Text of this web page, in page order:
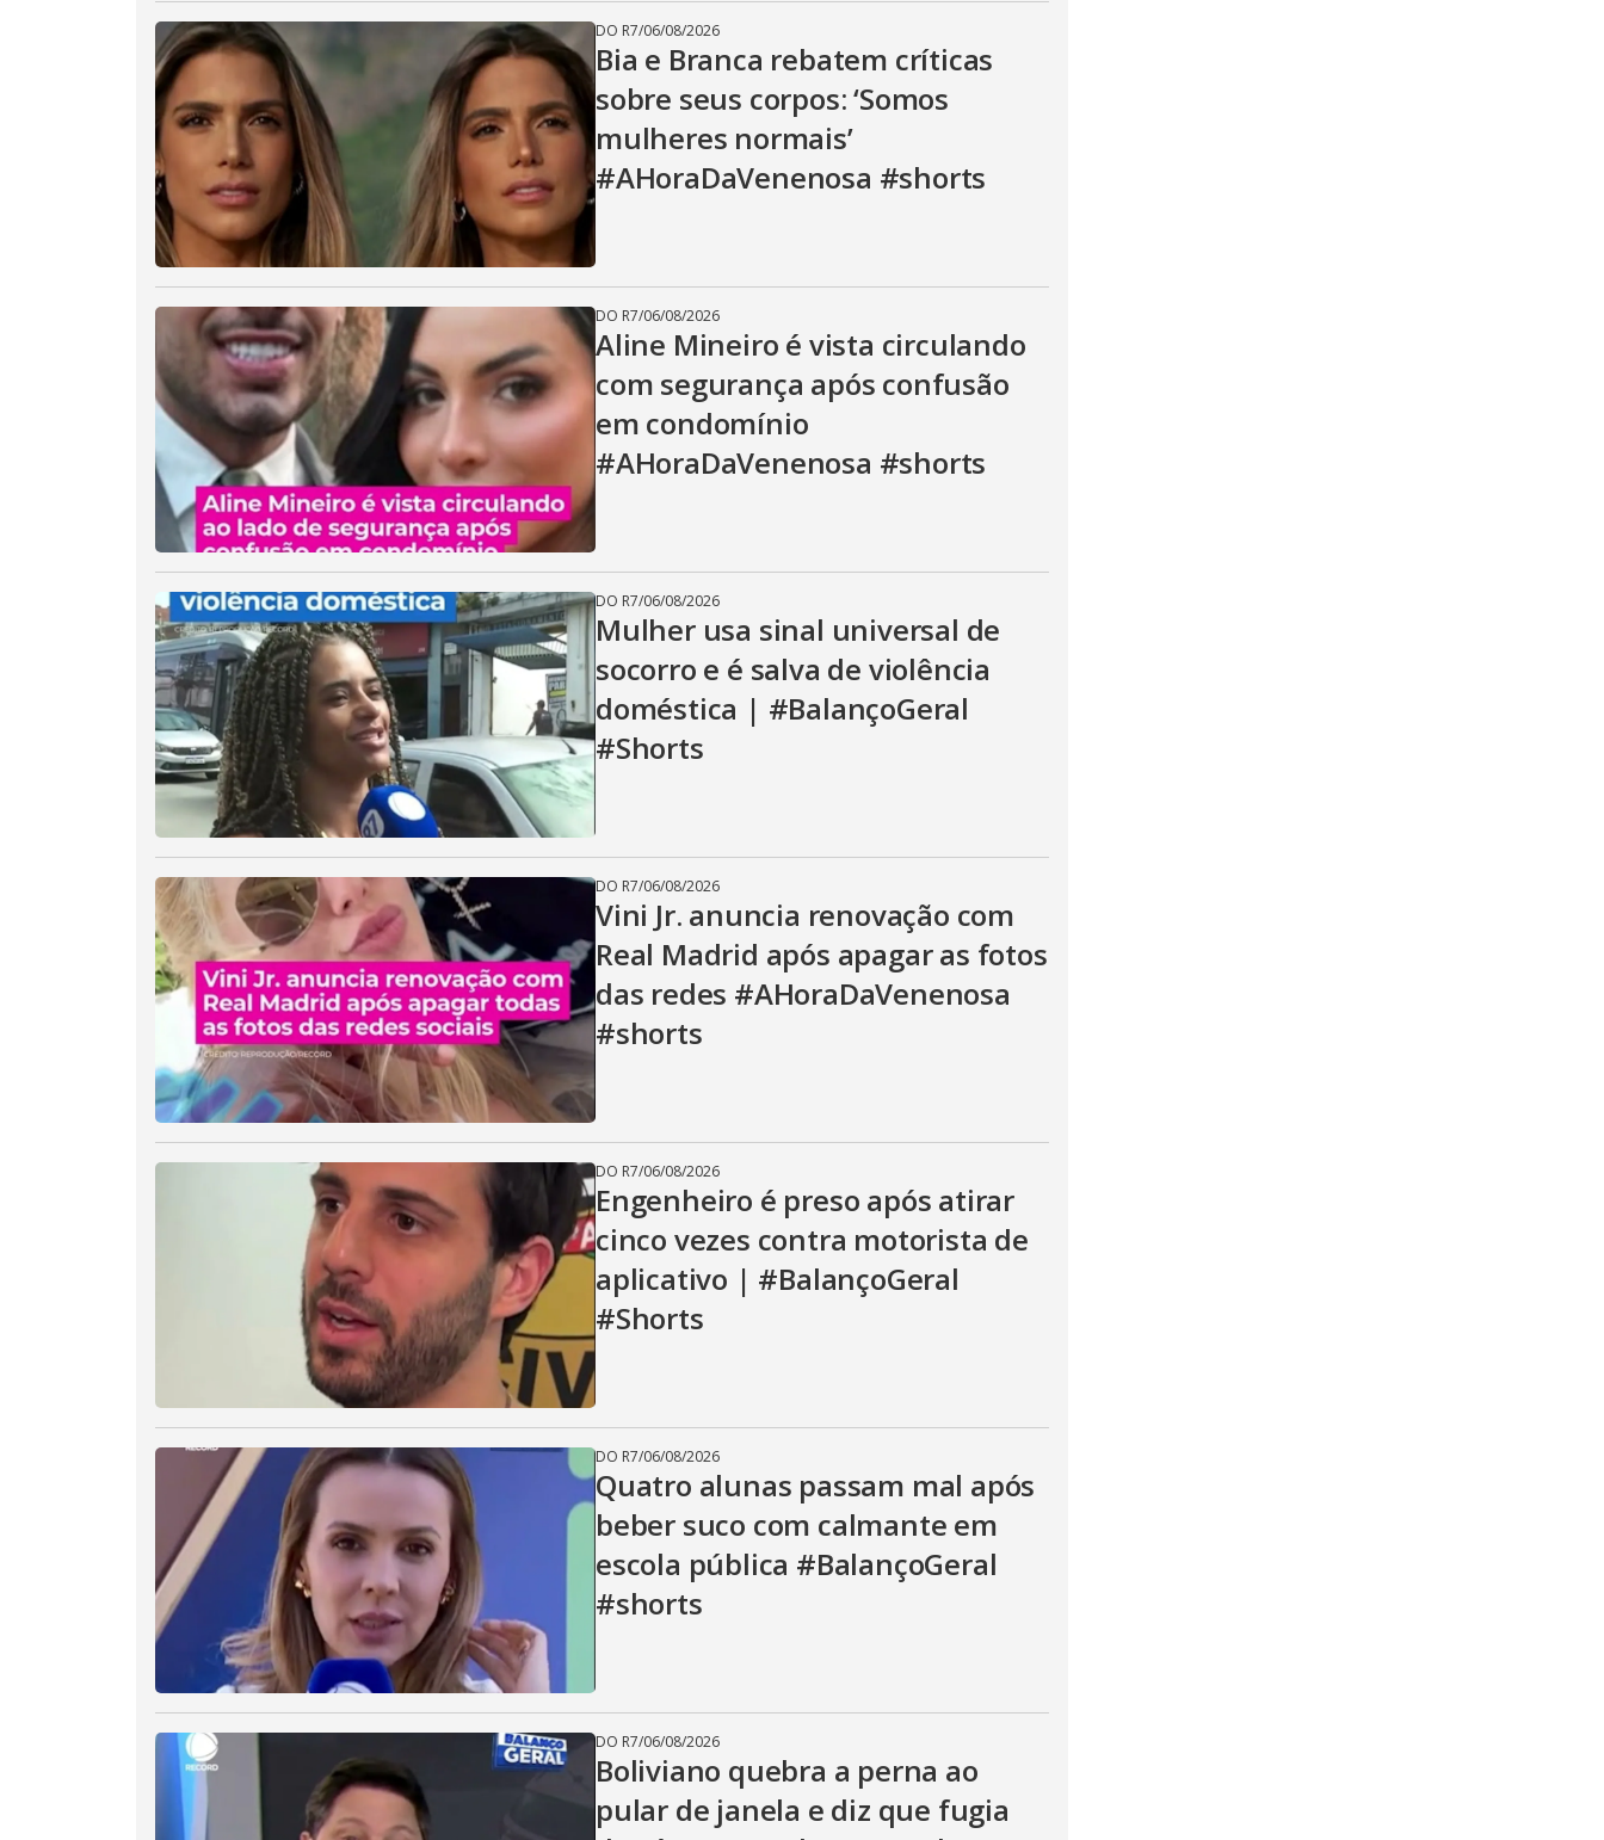
DO R7/06/08/2026
Bia e Branca rebatem críticas
sobre seus corpos: ‘Somos
mulheres normais’
#AHoraDaVenenosa #shorts
DO R7/06/08/2026
Aline Mineiro é vista circulando
com segurança após confusão
em condomínio
#AHoraDaVenenosa #shorts
DO R7/06/08/2026
Mulher usa sinal universal de
socorro e é salva de violência
doméstica | #BalançoGeral
#Shorts
DO R7/06/08/2026
Vini Jr. anuncia renovação com
Real Madrid após apagar as fotos
das redes #AHoraDaVenenosa
#shorts
DO R7/06/08/2026
Engenheiro é preso após atirar
cinco vezes contra motorista de
aplicativo | #BalançoGeral
#Shorts
DO R7/06/08/2026
Quatro alunas passam mal após
beber suco com calmante em
escola pública #BalançoGeral
#shorts
DO R7/06/08/2026
Boliviano quebra a perna ao
pular de janela e diz que fugia